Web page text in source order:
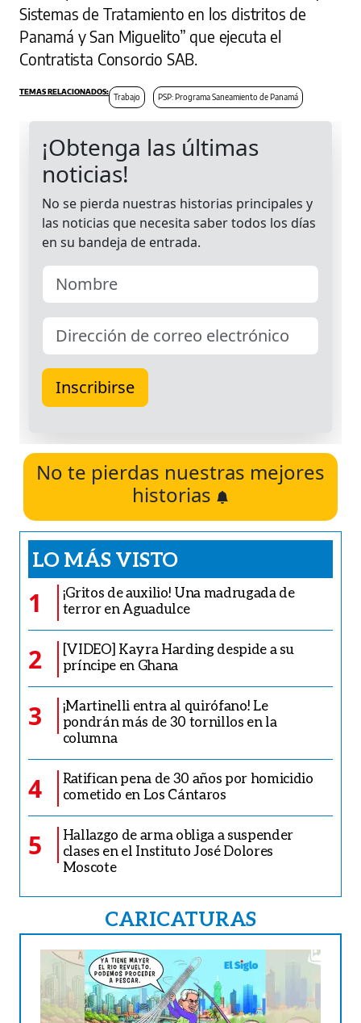
Sistemas de Tratamiento en los distritos de
Panamá y San Miguelito” que ejecuta el
Contratista Consorcio SAB.
Trabajo PSP: Programa Saneamiento de Panamá
No te pierdas nuestras mejores
historias
LO MÁS VISTO
1
¡Gritos de auxilio! Una madrugada de
terror en Aguadulce
2
[VIDEO] Kayra Harding despide a su
príncipe en Ghana
3
¡Martinelli entra al quirófano! Le
pondrán más de 30 tornillos en la
columna
4
Ratifican pena de 30 años por homicidio
cometido en Los Cántaros
5
Hallazgo de arma obliga a suspender
clases en el Instituto José Dolores
Moscote
CARICATURAS